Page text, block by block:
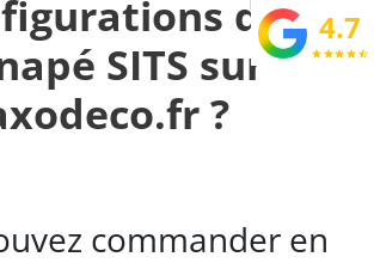
de
SITS sur
?
commander en
4.7
star starstar star star_half